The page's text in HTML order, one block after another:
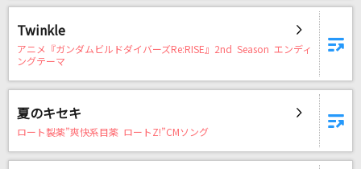
Twinkle
アニメ『ガンダムビルドダイバーズRe:RISE』2nd Season エンディ
ングテーマ
夏のキセキ
ロート製薬”爽快系目薬 ロートZ!”CMソング